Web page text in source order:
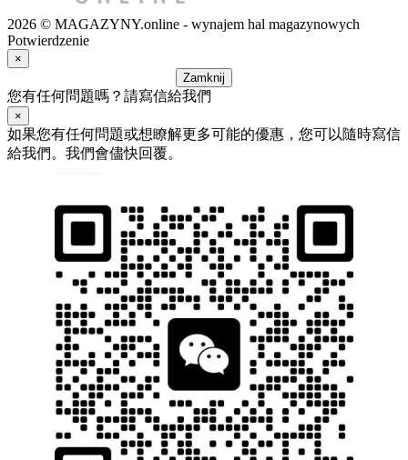
2026 © MAGAZYNY.online - wynajem hal magazynowych
Potwierdzenie
×
Zamknij
您有任何問題嗎？請寫信給我們
×
如果您有任何問題或想瞭解更多可能的優惠，您可以隨時寫信
給我們。我們會儘快回覆。